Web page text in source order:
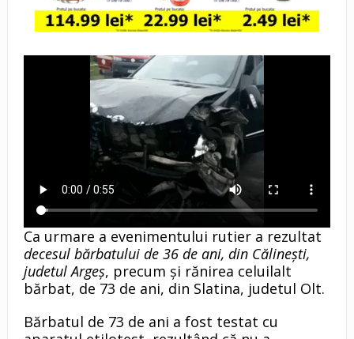
Ca urmare a evenimentului rutier a rezultat
decesul bărbatului de 36 de ani, din Călinești,
judetul Argeș, precum și rănirea celuilalt
bărbat, de 73 de ani, din Slatina, judetul Olt.
Bărbatul de 73 de ani a fost testat cu